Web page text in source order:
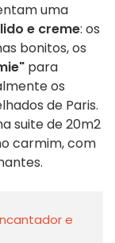
uma
e creme: os
bonitos, os
para
os
de Paris.
suite de 20m2
carmim, com
e